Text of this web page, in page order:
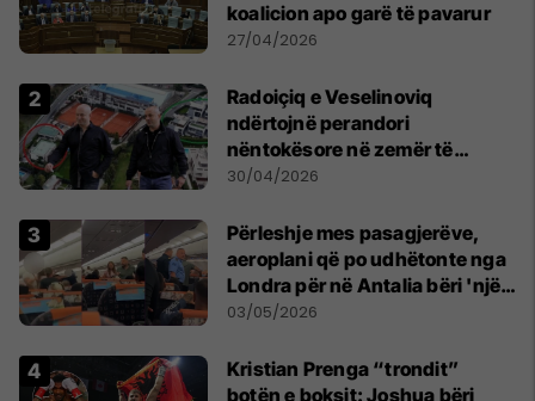
koalicion apo garë të pavarur
27/04/2026
Radoiçiq e Veselinoviq
ndërtojnë perandori
nëntokësore në zemër të
Beogradit, nën vilat e tyre
30/04/2026
Përleshje mes pasagjerëve,
aeroplani që po udhëtonte nga
Londra për në Antalia bëri 'një
ulje emergjente' në Prishtinë
03/05/2026
Kristian Prenga “trondit”
botën e boksit: Joshua bëri